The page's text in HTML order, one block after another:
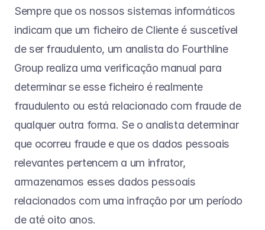
Sempre que os nossos sistemas informáticos
indicam que um ficheiro de Cliente é suscetível
de ser fraudulento, um analista do Fourthline
Group realiza uma verificação manual para
determinar se esse ficheiro é realmente
fraudulento ou está relacionado com fraude de
qualquer outra forma. Se o analista determinar
que ocorreu fraude e que os dados pessoais
relevantes pertencem a um infrator,
armazenamos esses dados pessoais
relacionados com uma infração por um período
de até oito anos.